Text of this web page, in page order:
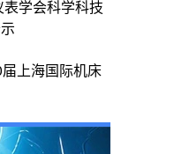
学会科学科技
上海国际机床